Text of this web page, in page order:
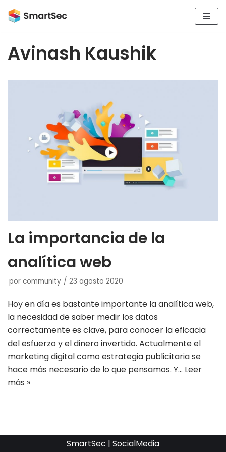
Saltar
al
Avinash Kaushik
La importancia de la
analítica web
por community 23 agosto 2020
Hoy en día es bastante importante la analítica web,
la necesidad de saber medir los datos
correctamente es clave, para conocer la eficacia
del esfuerzo y el dinero invertido. Actualmente el
marketing digital como estrategia publicitaria se
hace más necesario de lo que pensamos. Y… Leer
más »
SmartSec | SocialMedia